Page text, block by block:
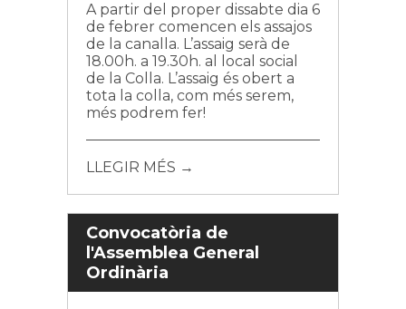
A partir del proper dissabte dia 6
de febrer comencen els assajos
de la canalla. L’assaig serà de
18.00h. a 19.30h. al local social
de la Colla. L’assaig és obert a
tota la colla, com més serem,
més podrem fer!
LLEGIR MÉS →
Convocatòria de
l'Assemblea General
Ordinària